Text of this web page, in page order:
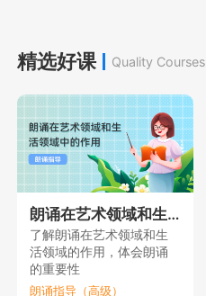
精选好课 Quality Courses
朗诵在艺术领域和生活领域中的作用
了解朗诵在艺术领域和生
活领域的作用，体会朗诵
的重要性
朗诵指导（高级）